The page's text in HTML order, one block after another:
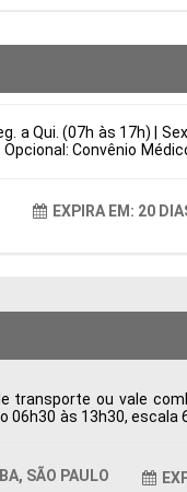
a Qui. (07h às 17h) |
Convênio
Período:
EXPIRA EM: 20
transporte ou vale
às 13h30,
SÃO PAULO